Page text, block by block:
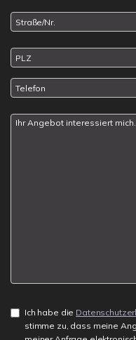
Ich habe die
stimme zu, dass meine